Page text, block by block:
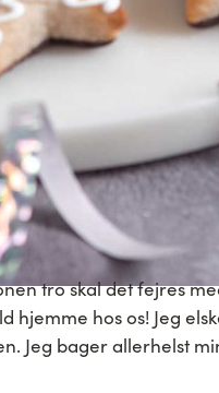
tro skal det fejres
hjemme hos os! Jeg
Jeg bager allerhelst